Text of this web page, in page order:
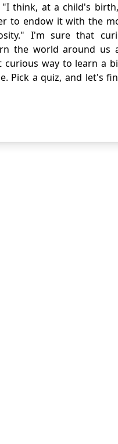
"I think, at a child's
to endow it with the
I'm sure that
the world around us
curious way to learn a
Pick a quiz, and let's